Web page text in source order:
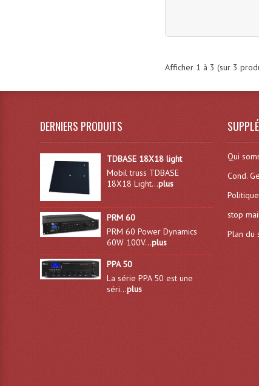
Afficher 1 à 3 (sur 3
DERNIERS PRODUITS
TDBASE 18X18 light
Mobil truss TDBASE
18X18 Light...plus
PRM 60
PRM 60 Power Dynamics
60W 100V...plus
PPA 50
La série PPA 50 est une
séri...plus
Qui
Cond.
stop
Plan du